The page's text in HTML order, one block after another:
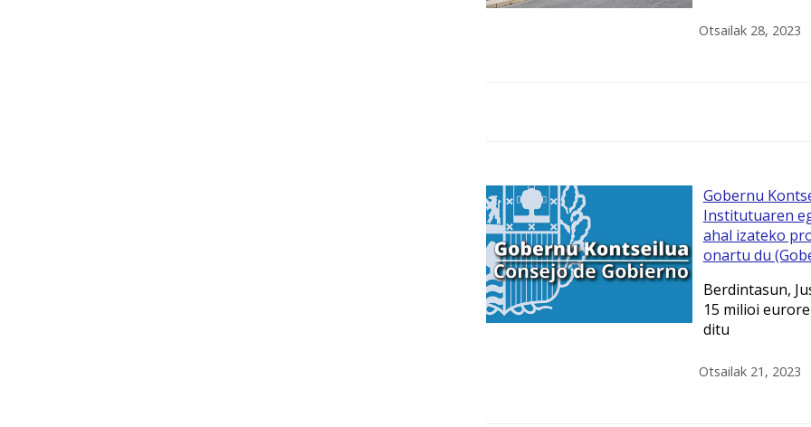
Otsailak 28, 2023
Gobernu
Institutuaren
ahal izateko
onartu du
Berdintasun,
15 milioi
ditu
Otsailak 21, 2023